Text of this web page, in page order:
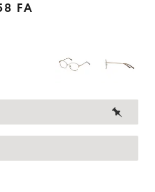
FA